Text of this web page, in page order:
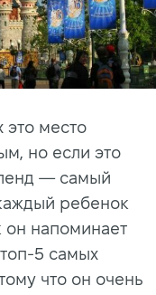
это место
но если это
— самый
ребенок
он напоминает
5 самых
что он очень